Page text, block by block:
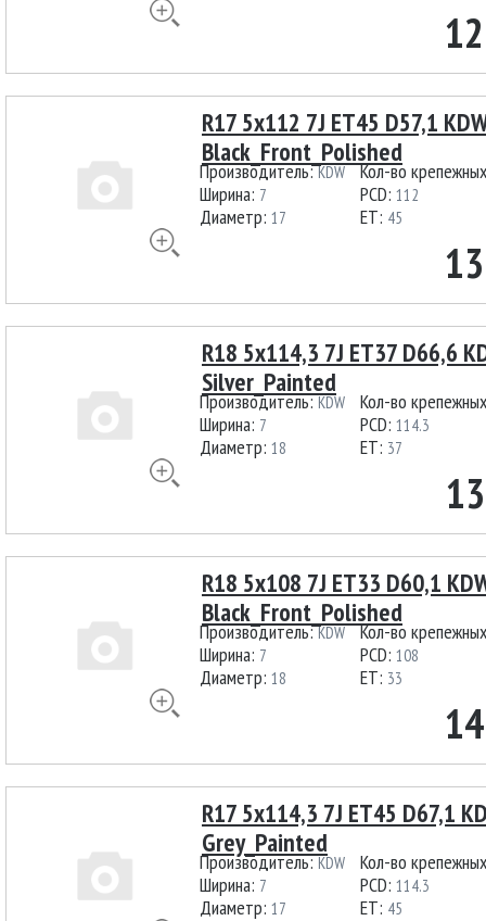
R17 5x112 7J ET45 D57,1
Black_Front_Polished
Производитель:KDW
Ширина: 7
Диаметр: 17
Кол-во
PCD: 112
ET: 45
R18 5x114,3 7J ET37 D66,6
Silver_Painted
Производитель:KDW
Ширина: 7
Диаметр: 18
Кол-во
PCD: 114.3
ET: 37
R18 5x108 7J ET33 D60,1
Black_Front_Polished
Производитель:KDW
Ширина: 7
Диаметр: 18
Кол-во
PCD: 108
ET: 33
R17 5x114,3 7J ET45 D67,1
Grey_Painted
Производитель:KDW
Ширина: 7
Диаметр: 17
Кол-во
PCD: 114.3
ET: 45